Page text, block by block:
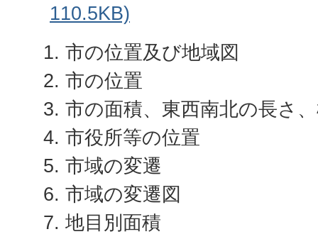
110.5KB)
市の位置及び地域図
市の位置
市の面積、東西南北の長さ
市役所等の位置
市域の変遷
市域の変遷図
地目別面積